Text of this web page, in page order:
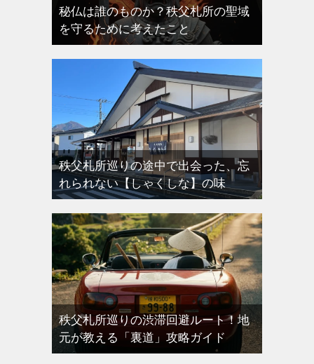
秘仏は誰のものか？秩父札所の聖域
を守るために考えたこと
秩父札所巡りの途中で出会った、忘
れられない【しゃくしな】の味
秩父札所巡りの渋滞回避ルート！地
元が教える「裏道」攻略ガイド